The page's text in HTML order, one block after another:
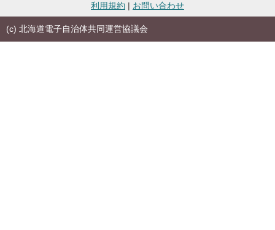
利用規約 | お問い合わせ
(c) 北海道電子自治体共同運営協議会